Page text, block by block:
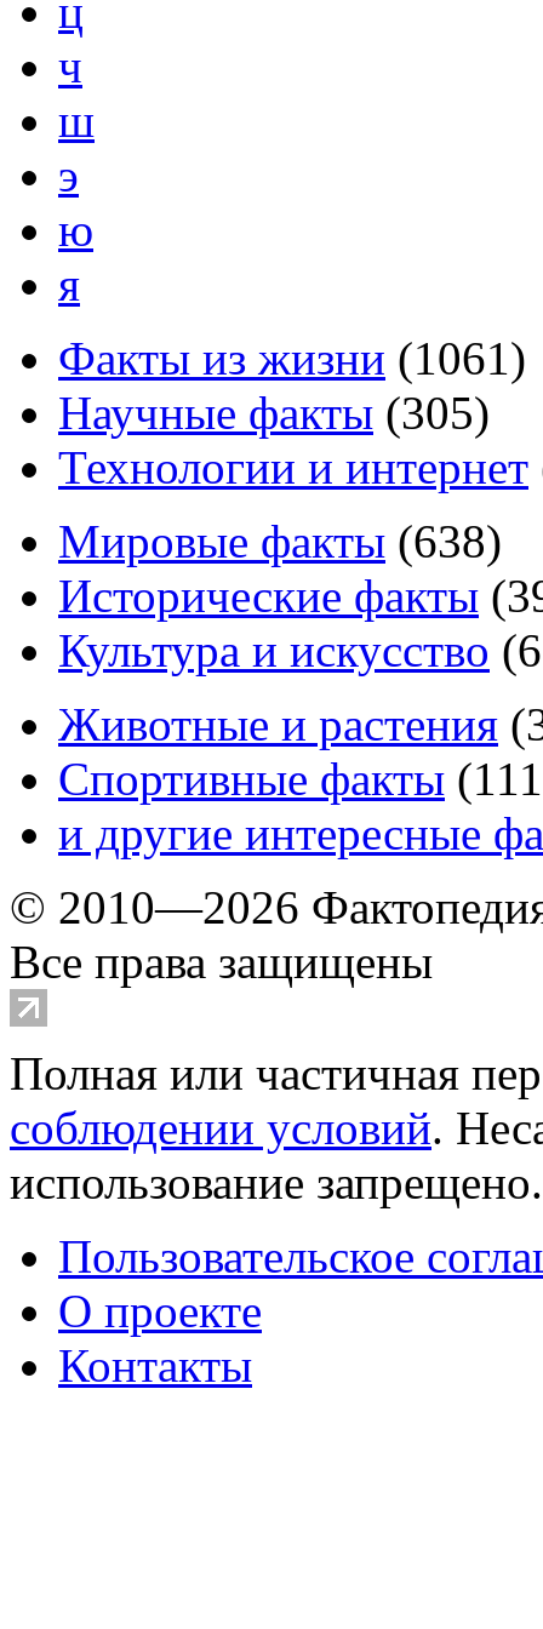
ц
ч
ш
э
ю
я
Факты из жизни (1061)
Научные факты (305)
Технологии и интернет
Мировые факты (638)
Исторические факты (
Культура и искусство (
Животные и растения (
Спортивные факты (111
и другие интересные
© 2010—2026
Все права защищены
Полная или частичная
соблюдении условий.
использование
Пользовательское
О проекте
Контакты